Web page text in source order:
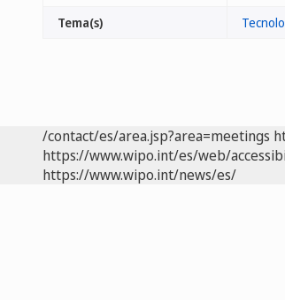
Tema(s)
/contact/es/area.jsp?area=meetings
https://www.wipo.int/es/web/
https://www.wipo.int/news/es/